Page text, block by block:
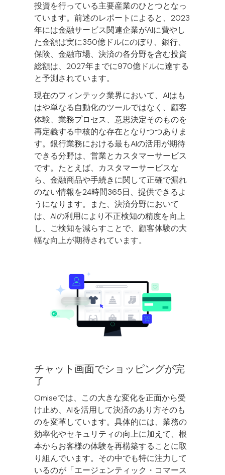
投資を行っている主要産業のひとつとなっ
ています。前述のレポートによると、2023
年には金融サービス関連企業がAIに費やし
た金額は実に350億ドルにのぼり、銀行、
保険、金融市場、決済の各分野を含む投資
総額は、2027年までに970億ドルに達する
と予測されています。
現在のフィンテック業界において、AIはも
はや単なる自動化のツールではなく、顧客
体験、業務プロセス、意思決定そのものを
再定義する中核的な存在となりつつありま
す。銀行業務における最もAIの活用が期待
できる分野は、営業とカスタマーサービス
です。たとえば、カスタマーサービスな
ら、金融商品や手続きに関して正確で漏れ
のない情報を24時間365日、提供できるよ
うになります。また、決済分野において
は、AIの利用により不正検知の精度を向上
し、ご検知を減らすことで、顧客体験の大
幅な向上が期待されています。
チャット画面でショッピングが完
了
Omiseでは、この大きな変化を正面から受
け止め、AIを活用して決済のあり方そのも
のを変革しています。具体的には、業務の
効率化やセキュリティの向上に加えて、根
本からお客様の体験を再構築することに取
り組んでいます。その中でも特に注力して
いるのが「エージェンティック・コマース